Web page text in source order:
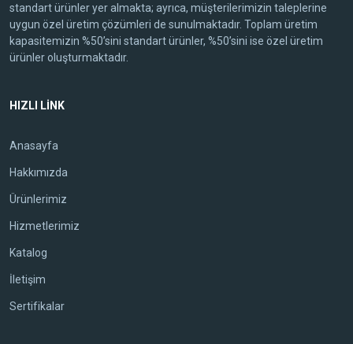
standart ürünler yer almakta; ayrıca, müşterilerimizin taleplerine
uygun özel üretim çözümleri de sunulmaktadır. Toplam üretim
kapasitemizin %50’sini standart ürünler, %50’sini ise özel üretim
ürünler oluşturmaktadır.
HIZLI LİNK
Anasayfa
Hakkımızda
Ürünlerimiz
Hizmetlerimiz
Katalog
İletişim
Sertifikalar